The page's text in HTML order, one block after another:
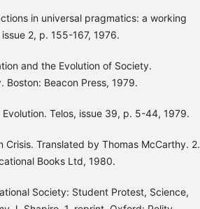
in universal pragmatics: a working
2, p. 155-167, 1976.
and the Evolution of Society.
Boston: Beacon Press, 1979.
Telos, issue 39, p. 5-44, 1979.
Crisis. Translated by Thomas McCarthy. 2.
Books Ltd, 1980.
Society: Student Protest, Science,